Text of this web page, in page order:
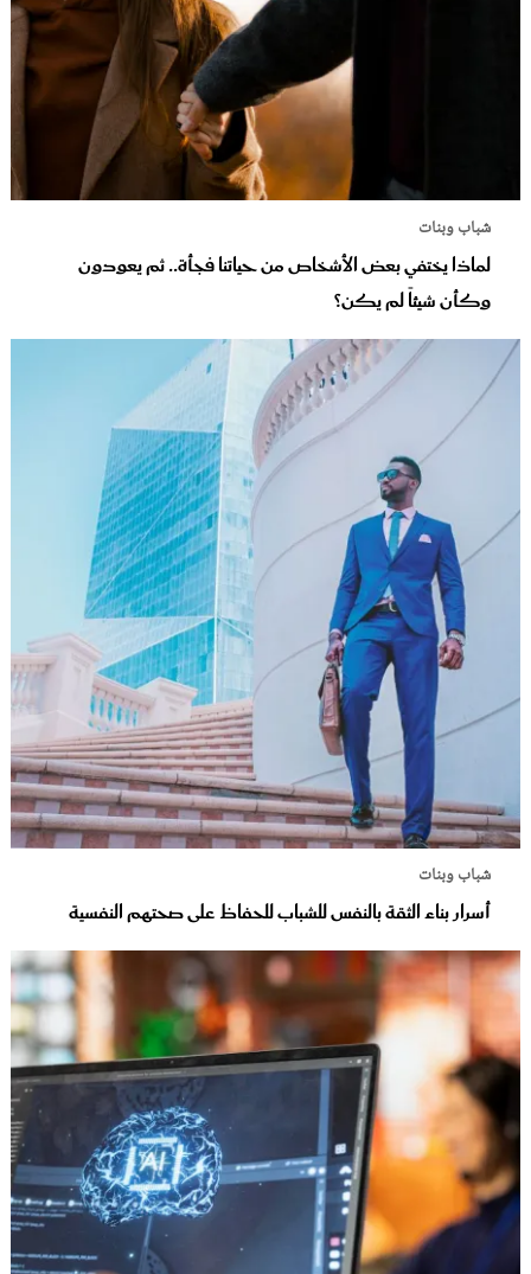
شباب وبنات
لماذا يختفي بعض الأشخاص من حياتنا فجأة.. ثم يعودون
وكأن شيئاً لم يكن؟
شباب وبنات
أسرار بناء الثقة بالنفس للشباب للحفاظ على صحتهم النفسية